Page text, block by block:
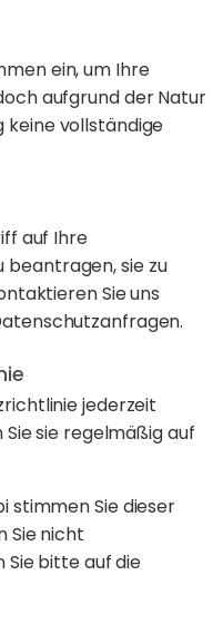
ein, um Ihre
aufgrund der Natur
vollständige
auf Ihre
beantragen, sie zu
Sie uns
jederzeit
sie regelmäßig auf
stimmen Sie dieser
Sie nicht
Sie bitte auf die